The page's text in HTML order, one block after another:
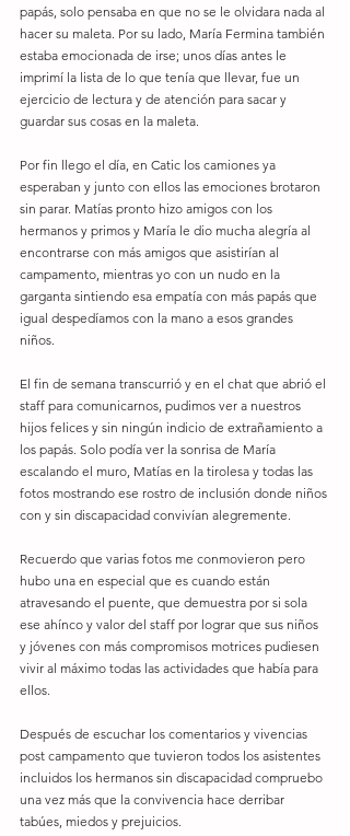
papás, solo pensaba en que no se le olvidara nada al
hacer su maleta. Por su lado, María Fermina también
estaba emocionada de irse; unos días antes le
imprimí la lista de lo que tenía que llevar, fue un
ejercicio de lectura y de atención para sacar y
guardar sus cosas en la maleta.
Por fin llego el día, en Catic los camiones ya
esperaban y junto con ellos las emociones brotaron
sin parar. Matías pronto hizo amigos con los
hermanos y primos y María le dio mucha alegría al
encontrarse con más amigos que asistirían al
campamento, mientras yo con un nudo en la
garganta sintiendo esa empatía con más papás que
igual despedíamos con la mano a esos grandes
niños.
El fin de semana transcurrió y en el chat que abrió el
staff para comunicarnos, pudimos ver a nuestros
hijos felices y sin ningún indicio de extrañamiento a
los papás. Solo podía ver la sonrisa de María
escalando el muro, Matías en la tirolesa y todas las
fotos mostrando ese rostro de inclusión donde niños
con y sin discapacidad convivían alegremente.
Recuerdo que varias fotos me conmovieron pero
hubo una en especial que es cuando están
atravesando el puente, que demuestra por si sola
ese ahínco y valor del staff por lograr que sus niños
y jóvenes con más compromisos motrices pudiesen
vivir al máximo todas las actividades que había para
ellos.
Después de escuchar los comentarios y vivencias
post campamento que tuvieron todos los asistentes
incluidos los hermanos sin discapacidad compruebo
una vez más que la convivencia hace derribar
tabúes, miedos y prejuicios.